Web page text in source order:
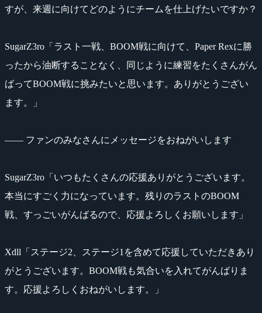
すが、来週に向けてどのようにチームを仕上げたいですか？
SugarZ3ro「ラスト一戦、BOOM戦に向けて、Paper Rexに勝
ったから油断することなく、同じように練習をたくさんがん
ばってBOOM戦に挑みたいと思います。ありがとうござい
ます。」
―― ファンのみなさんにメッセージをおねがいします
SugarZ3ro「いつもたくさんの応援ありがとうございます。
本当にすごく力になっています。残りのラストのBOOM
戦、すっごいがんばるので、応援よろしくお願いします」
Xdll「ステージ2、ステージ1を含めて応援していただきあり
がとうございます。BOOM戦も気合いを入れてがんばりま
す。応援よろしくおねがいします。」